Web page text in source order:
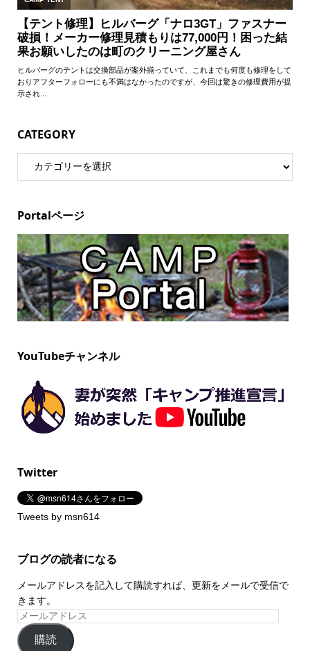
CATEGORY
Portalページ
YouTubeチャンネル
Twitter
Tweets by msn614
ブログの読者になる
メールアドレスを記入して購読すれば、更新をメールで受信で
きます。
購読